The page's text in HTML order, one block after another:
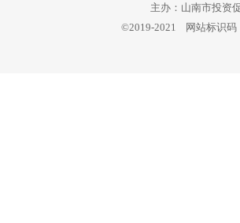
主办：山南市投资
©2019-2021 网站标识